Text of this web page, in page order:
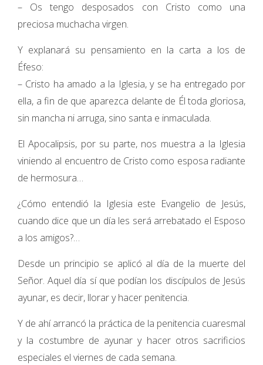
– Os tengo desposados con Cristo como una
preciosa muchacha virgen.
Y explanará su pensamiento en la carta a los de
Éfeso:
– Cristo ha amado a la Iglesia, y se ha entregado por
ella, a fin de que aparezca delante de Él toda gloriosa,
sin mancha ni arruga, sino santa e inmaculada.
El Apocalipsis, por su parte, nos muestra a la Iglesia
viniendo al encuentro de Cristo como esposa radiante
de hermosura…
¿Cómo entendió la Iglesia este Evangelio de Jesús,
cuando dice que un día les será arrebatado el Esposo
a los amigos?…
Desde un principio se aplicó al día de la muerte del
Señor. Aquel día sí que podían los discípulos de Jesús
ayunar, es decir, llorar y hacer penitencia.
Y de ahí arrancó la práctica de la penitencia cuaresmal
y la costumbre de ayunar y hacer otros sacrificios
especiales el viernes de cada semana.